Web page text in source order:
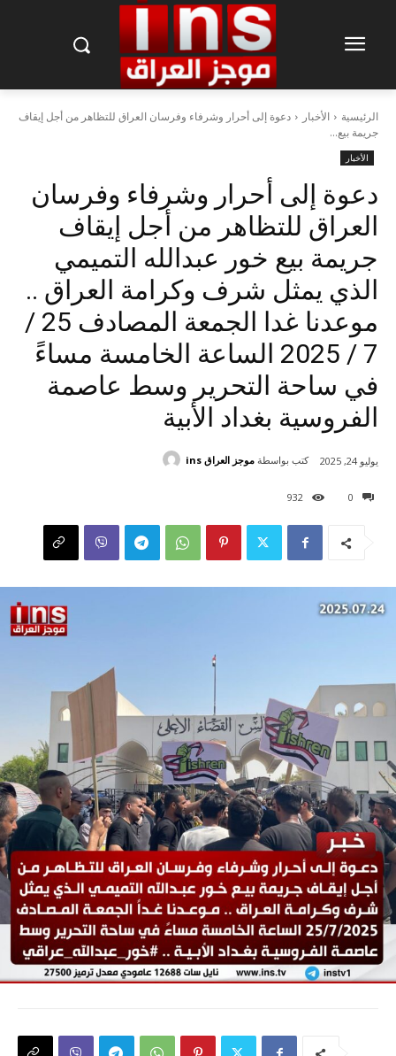
الرئيسية الأخبار
دعوة إلى أحرار وشرفاء وفرسان العراق للتظاهر من أجل إيقاف
جريمة بيع...
الأخبار
دعوة إلى أحرار وشرفاء وفرسان
العراق للتظاهر من أجل إيقاف
جريمة بيع خور عبدالله التميمي
الذي يمثل شرف وكرامة العراق ..
موعدنا غدا الجمعة المصادف 25 /
7 / 2025 الساعة الخامسة مساءً
في ساحة التحرير وسط عاصمة
الفروسية بغداد الأبية
0
932
يوليو 24, 2025 كتب بواسطة موجز العراق ins